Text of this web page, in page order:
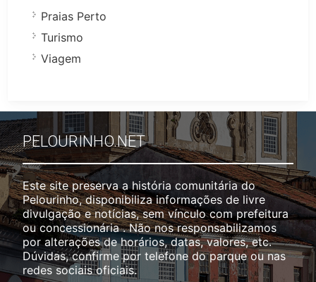
Praias Perto
Turismo
Viagem
PELOURINHO.NET
Este site preserva a história comunitária do
Pelourinho, disponibiliza informações de livre
divulgação e notícias, sem vínculo com prefeitura
ou concessionária . Não nos responsabilizamos
por alterações de horários, datas, valores, etc.
Dúvidas, confirme por telefone do parque ou nas
redes sociais oficiais.